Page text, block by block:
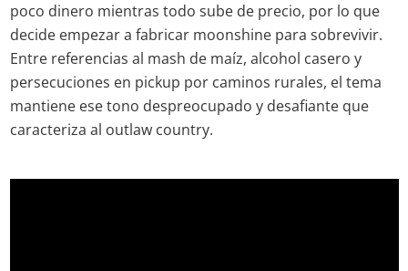
poco dinero mientras todo sube de precio, por lo que
decide empezar a fabricar moonshine para sobrevivir.
Entre referencias al mash de maíz, alcohol casero y
persecuciones en pickup por caminos rurales, el tema
mantiene ese tono despreocupado y desafiante que
caracteriza al outlaw country.